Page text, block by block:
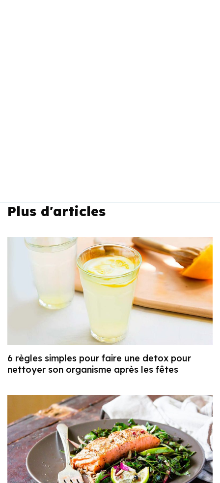
Plus d'articles
6 règles simples pour faire une detox pour
nettoyer son organisme après les fêtes